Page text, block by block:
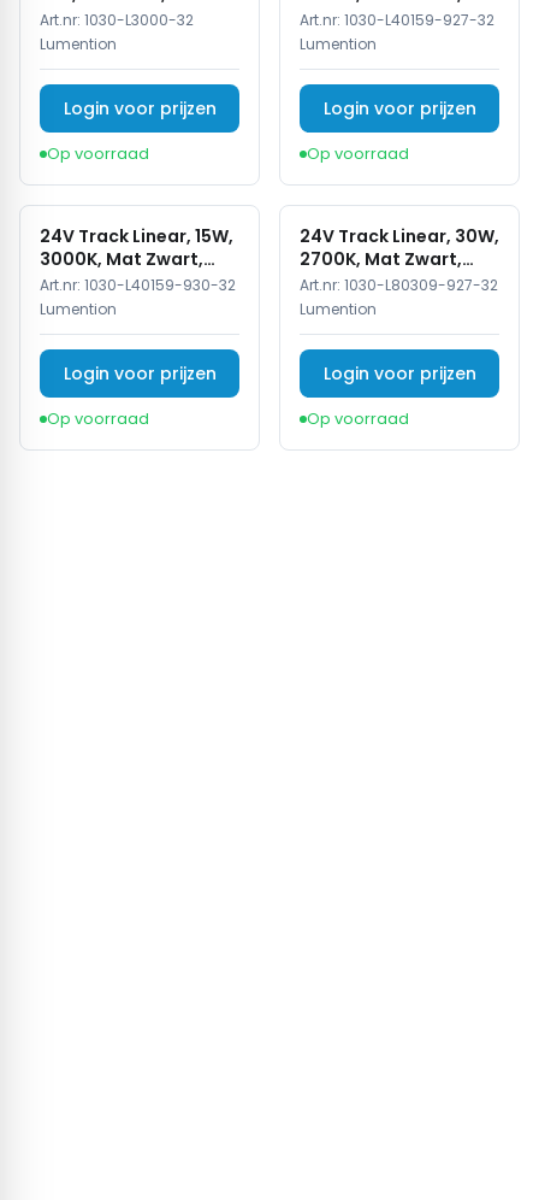
Zwart
Art.nr: 1030-L3000-32
Lumention
Login voor prijzen
Op voorraad
Dimbaar
Art.nr: 1030-L40159-927-32
Lumention
Login voor prijzen
Op voorraad
24V Track Linear, 15W,
3000K, Mat Zwart,
Dimbaar
Art.nr: 1030-L40159-930-32
Lumention
Login voor prijzen
Op voorraad
24V Track Linear, 30W,
2700K, Mat Zwart,
Dimbaar
Art.nr: 1030-L80309-927-32
Lumention
Login voor prijzen
Op voorraad